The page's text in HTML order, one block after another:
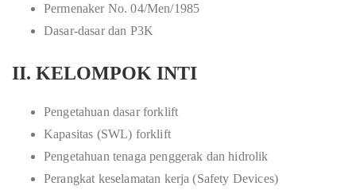
Permenaker No. 04/Men/1985
Dasar-dasar dan P3K
II. KELOMPOK INTI
Pengetahuan dasar forklift
Kapasitas (SWL) forklift
Pengetahuan tenaga penggerak dan hidrolik
Perangkat keselamatan kerja (Safety Devices)